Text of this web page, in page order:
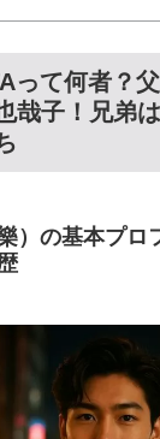
って何者？
哉子！兄弟
）の基本プロ